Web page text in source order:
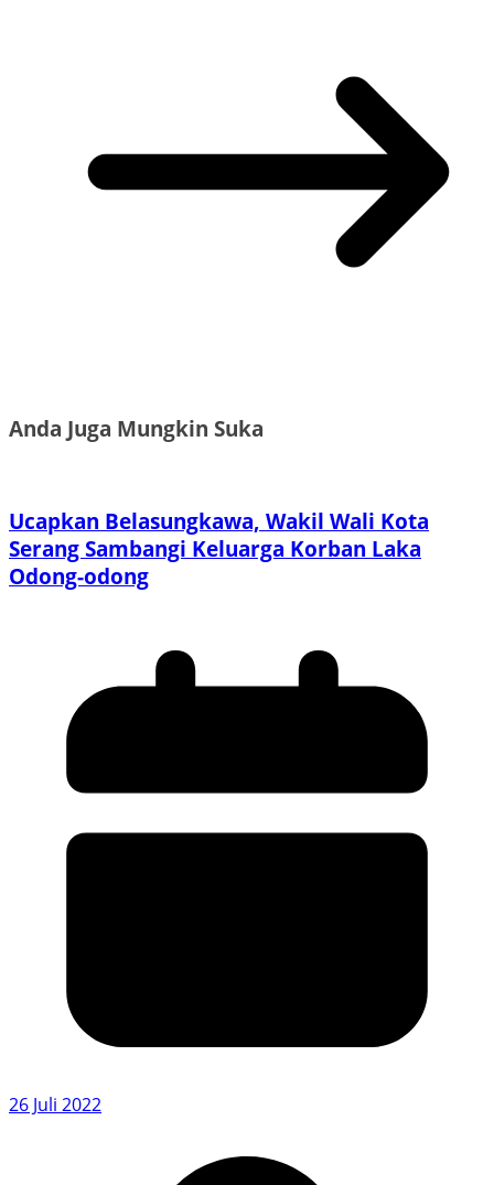
Anda Juga Mungkin Suka
Ucapkan Belasungkawa, Wakil Wali Kota
Serang Sambangi Keluarga Korban Laka
Odong-odong
26 Juli 2022